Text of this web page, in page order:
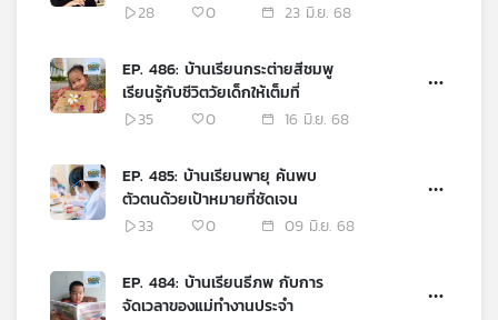
28
0 23 มิ.ย. 68
EP. 486: บ้านเรียนกระต่ายสีชมพู
เรียนรู้กับชีวิตวัยเด็กให้เต็มที่
35
0 16 มิ.ย. 68
EP. 485: บ้านเรียนพายุ ค้นพบ
ตัวตนด้วยเป้าหมายที่ชัดเจน
33
0 09 มิ.ย. 68
EP. 484: บ้านเรียนธีภพ กับการ
จัดเวลาของแม่ทำงานประจำ